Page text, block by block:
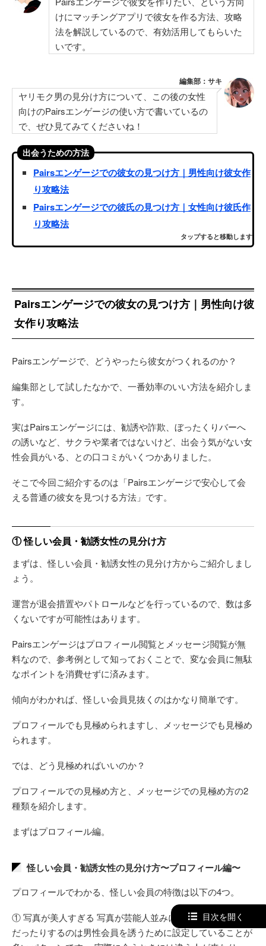
けにマッチングアプリで彼女を作る方法、攻略
法を解説しているので、有効活用してもらいた
いです。
編集部：サキ
ヤリモク男の見分け方について、この後の女性
向けのPairsエンゲージの使い方で書いているの
で、ぜひ見てみてくださいね！
出会うための方法
Pairsエンゲージでの彼女の見つけ方｜男性向け彼女作
り攻略法
Pairsエンゲージでの彼氏の見つけ方｜女性向け彼氏作
り攻略法
タップすると移動します
Pairsエンゲージでの彼女の見つけ方｜男性向け彼
女作り攻略法
Pairsエンゲージで、どうやったら彼女がつくれるのか？
編集部として試したなかで、一番効率のいい方法を紹介しま
す。
実はPairsエンゲージには、勧誘や詐欺、ぼったくりバーへ
の誘いなど、サクラや業者ではないけど、出会う気がない女
性会員がいる、との口コミがいくつかありました。
そこで今回ご紹介するのは「Pairsエンゲージで安心して会
える普通の彼女を見つける方法」です。
① 怪しい会員・勧誘女性の見分け方
まずは、怪しい会員・勧誘女性の見分け方からご紹介しまし
ょう。
運営が退会措置やパトロールなどを行っているので、数は多
くないですが可能性はあります。
Pairsエンゲージはプロフィール閲覧とメッセージ閲覧が無
料なので、参考例として知っておくことで、変な会員に無駄
なポイントを消費せずに済みます。
傾向がわかれば、怪しい会員見抜くのはかなり簡単です。
プロフィールでも見極められますし、メッセージでも見極め
られます。
では、どう見極めればいいのか？
プロフィールでの見極め方と、メッセージでの見極め方の2
種類を紹介します。
まずはプロフィール編。
怪しい会員・勧誘女性の見分け方〜プロフィール編〜
プロフィールでわかる、怪しい会員の特徴は以下の4つ。
① 写真が美人すぎる 写真が芸能人並みに可愛かったり美人
だったりするのは男性会員を誘うために設定していることが
目次を開く